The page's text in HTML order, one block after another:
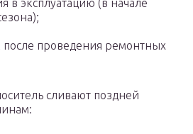
в эксплуатацию (в начале
после проведения ремонтных
сливают поздней